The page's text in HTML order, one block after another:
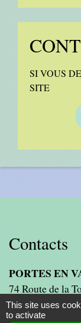
SI VOUS
SITE
Contacts
PORTES EN
74 Route de la
26160 Portes-
+33 4 75 46 22 94
This site uses
to activate